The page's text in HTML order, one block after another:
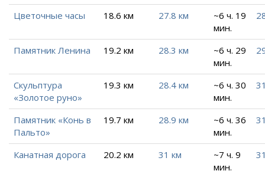
Цветочные часы 18.6 км 27.8 км
~6 ч. 19
мин.
Памятник Ленина 19.2 км 28.3 км
~6 ч. 29
мин.
Скульптура
«Золотое руно»
19.3 км 28.4 км
~6 ч. 30
мин.
Памятник «Конь в
Пальто»
19.7 км 28.9 км
~6 ч. 36
мин.
Канатная дорога 20.2 км 31 км
~7 ч. 9
мин.